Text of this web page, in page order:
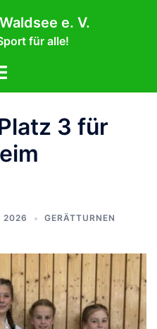
e. V.
für alle!
3 für
2026 GERÄTTURNEN